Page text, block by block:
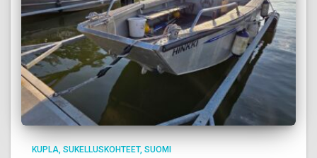
KUPLA SUKELLUSKOHTEET SUOMI